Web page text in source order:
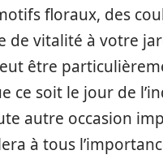
floraux, des
de vitalité à votre
être
ce soit le jour de
autre occasion
à tous